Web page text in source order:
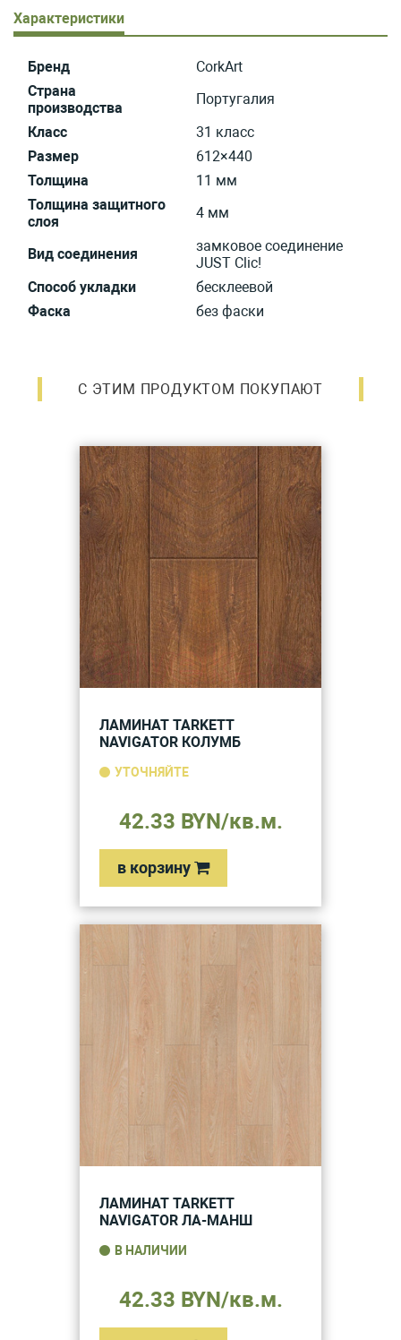
Характеристики
Бренд
CorkArt
Страна
производства
Португалия
Класс
31 класс
Размер
612×440
Толщина
11 мм
Толщина защитного
слоя
4 мм
Вид соединения
замковое соединение
JUST Clic!
Способ укладки
бесклеевой
Фаска
без фаски
С ЭТИМ ПРОДУКТОМ ПОКУПАЮТ
ЛАМИНАТ TARKETT
NAVIGATOR КОЛУМБ
УТОЧНЯЙТЕ
42.33 BYN/кв.м.
в корзину
ЛАМИНАТ TARKETT
NAVIGATOR ЛА-МАНШ
В НАЛИЧИИ
42.33 BYN/кв.м.